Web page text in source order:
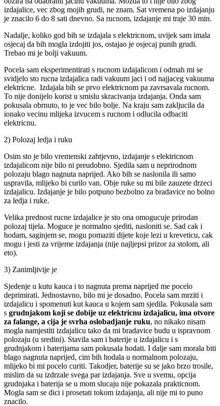
izdajalice, vec zbog mojih grudi, ne znam. Sat vremena po izdajanju
je znacilo 6 do 8 sati dnevno. Sa rucnom, izdajanje mi traje 30 min.
Nadalje, koliko god bih se izdajala s elektricnom, uvijek sam imala
osjecaj da bih mogla izdojiti jos, ostajao je osjecaj punih grudi.
Trebao mi je bolji vakuum.
Pocela sam eksperimentirati s rucnom izdajalicom i odmah mi se
svidjelo sto rucna izdajalica radi vakuum jaci i od najjaceg vakuuma
elektricne. Izdajala bih se prvo elektricnom pa zavrsavala rucnom.
To nije donijelo korist u smislu skracivanja izdajanja. Onda sam
pokusala obrnuto, to je vec bilo bolje. Na kraju sam zakljucila da
ionako vecinu mlijeka izvucem s rucnom i odlucila odbaciti
elektricnu.
2) Polozaj ledja i ruku
Osim sto je bilo vremenski zahtjevno, izdajanje s elektricnom
izdajalicom nije bilo ni preudobno. Sjedila sam u neprirodnom
polozaju blago nagnuta naprijed. Ako bih se naslonila ili samo
uspravila, mlijeko bi curilo van. Obje ruke su mi bile zauzete drzeci
izdajalicu. Izdajanje je bilo potpuno bezbolno za bradavice no bolno
za ledja i ruke.
Velika prednost rucne izdajalice je sto ona omogucuje prirodan
polozaj tijela. Moguce je normalno sjediti, nasloniti se. Sad cak i
hodam, saginjem se, mogu pomaziti dijete koje lezi u kreveticu, cak
mogu i jesti za vrijeme izdajanja (nije najljepsi prizor za stolom, ali
eto).
3) Zanimljivije je
Sjedenje u kutu kauca i to nagnuta prema naprijed me pocelo
deprimirati. Jednostavno, bilo mi je dosadno. Pocela sam mrziti i
izdajalicu i spomenuti kut kauca u kojem sam sjedila. Pokusala sam
s grudnjakom koji se dobije uz elektricnu izdajalicu, ima otvore
za falange, a cija je svrha oslobadjanje ruku, no nikako nisam
mogla namjestiti izdajalicu tako da mi bradavice budu u ispravnom
polozaju (u sredini). Stavila sam i baterije u izdajalicu i s
grudnjakom i baterijama sam pokusala hodati. I dalje sam morala biti
blago nagnuta naprijed, cim bih hodala u normalnom polozaju,
mlijeko bi mi pocelo curiti. Takodjer, baterije su se jako brzo trosile,
mislim da su izdrzale svega par izdajanja. Sve u svemu, opcija
grudnjaka i baterija se u mom slucaju nije pokazala prakticnom.
Mogla sam se dici i prosetati tokom izdajanja, ali nije mi to puno
znacilo.